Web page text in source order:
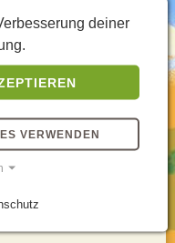
Snack, der auf
oder an kleinen
erschwingliches
oft nach der Schule,
Snack
wird
Stücken serviert,
deiner
VERWENDEN